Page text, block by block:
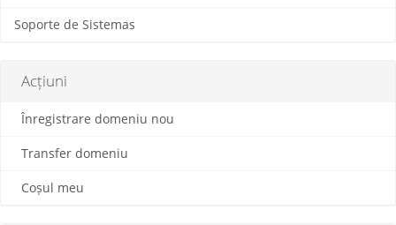
Soporte de Sistemas
Acțiuni
Înregistrare domeniu nou
Transfer domeniu
Coșul meu